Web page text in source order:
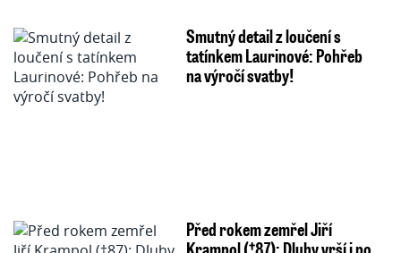
Smutný detail z loučení s
tatínkem Laurinové: Pohřeb
na výročí svatby!
Před rokem zemřel Jiří